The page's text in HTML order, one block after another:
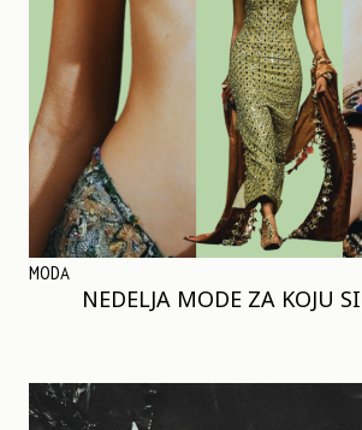
MODA
NEDELJA MODE ZA KOJU